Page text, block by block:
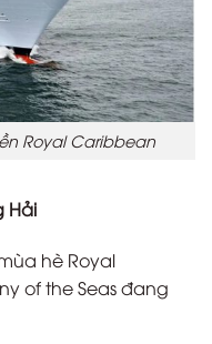
Royal Caribbean
Hải
hè Royal
of the Seas đang